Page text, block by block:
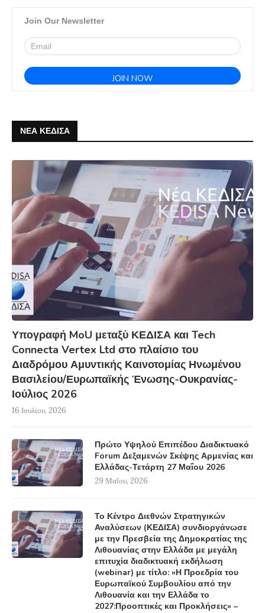
Join Our Newsletter
ΝΕΑ ΚΕΔΙΣΑ
Υπογραφή MoU μεταξύ ΚΕΔΙΣΑ και Tech
Connecta Vertex Ltd στο πλαίσιο του
Διαδρόμου Αμυντικής Καινοτομίας Ηνωμένου
Βασιλείου/Ευρωπαϊκής Ένωσης-Ουκρανίας-
Ιούλιος 2026
16 Ιουλίου, 2026
Πρώτο Υψηλού Επιπέδου Διαδικτυακό
Forum Δεξαμενών Σκέψης Αρμενίας και
Ελλάδας-Τετάρτη 27 Μαΐου 2026
29 Μαΐου, 2026
Το Κέντρο Διεθνών Στρατηγικών
Αναλύσεων (ΚΕΔΙΣΑ) συνδιοργάνωσε
με την Πρεσβεία της Δημοκρατίας της
Λιθουανίας στην Ελλάδα με μεγάλη
επιτυχία διαδικτυακή εκδήλωση
(webinar) με τίτλο: «Η Προεδρία του
Ευρωπαϊκού Συμβουλίου από την
Λιθουανία και την Ελλάδα το
2027:Προοπτικές και Προκλήσεις» –